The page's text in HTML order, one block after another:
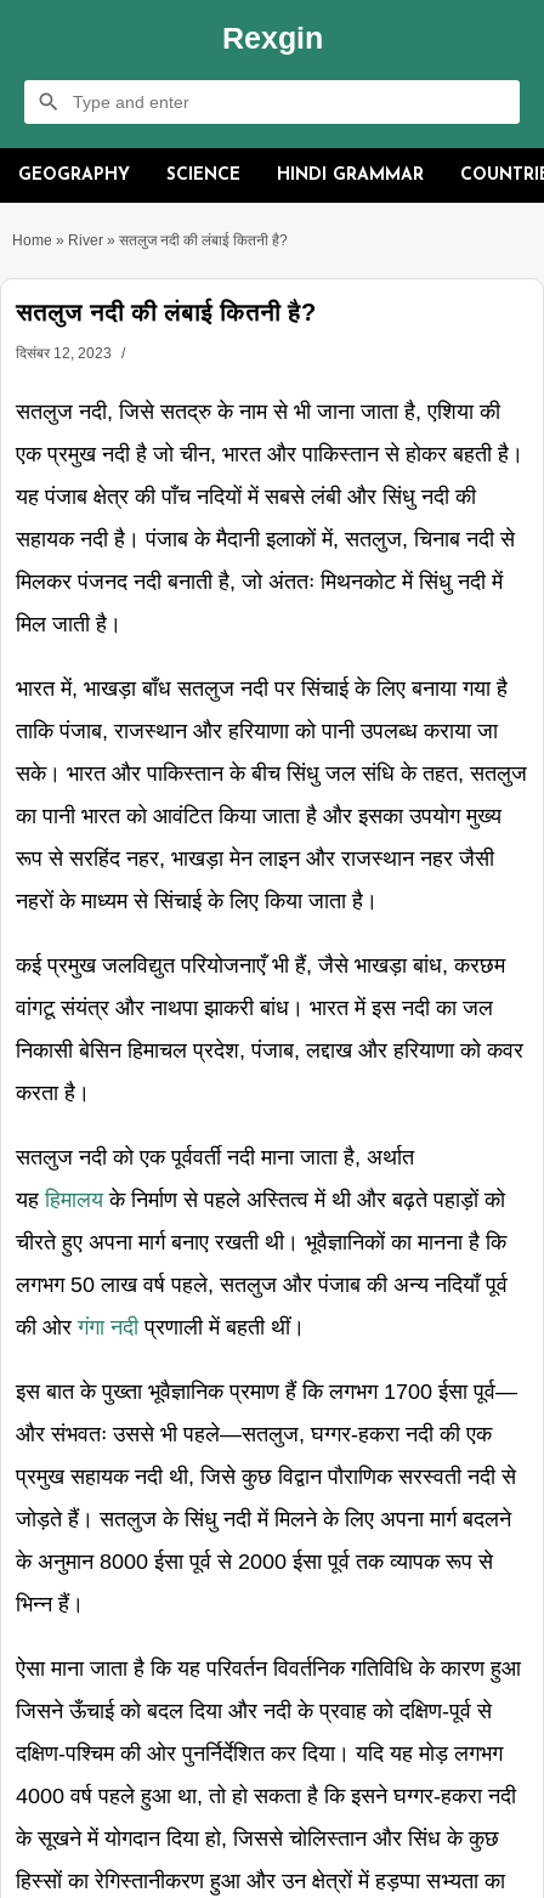
Rexgin
GEOGRAPHY SCIENCE HINDI GRAMMAR
Home » River » सतलुज नदी की लंबाई कितनी है?
सतलुज नदी की लंबाई कितनी है?
दिसंबर 12, 2023
सतलुज नदी, जिसे सतद्रु के नाम से भी जाना जाता है, एशिया की
एक प्रमुख नदी है जो चीन, भारत और पाकिस्तान से होकर बहती है।
यह पंजाब क्षेत्र की पाँच नदियों में सबसे लंबी और सिंधु नदी की
सहायक नदी है। पंजाब के मैदानी इलाकों में, सतलुज, चिनाब नदी से
मिलकर पंजनद नदी बनाती है, जो अंततः मिथनकोट में सिंधु नदी में
मिल जाती है।
भारत में, भाखड़ा बाँध सतलुज नदी पर सिंचाई के लिए बनाया गया है
ताकि पंजाब, राजस्थान और हरियाणा को पानी उपलब्ध कराया जा
सके। भारत और पाकिस्तान के बीच सिंधु जल संधि के तहत, सतलुज
का पानी भारत को आवंटित किया जाता है और इसका उपयोग मुख्य
रूप से सरहिंद नहर, भाखड़ा मेन लाइन और राजस्थान नहर जैसी
नहरों के माध्यम से सिंचाई के लिए किया जाता है।
कई प्रमुख जलविद्युत परियोजनाएँ भी हैं, जैसे भाखड़ा बांध, करछम
वांगटू संयंत्र और नाथपा झाकरी बांध। भारत में इस नदी का जल
निकासी बेसिन हिमाचल प्रदेश, पंजाब, लद्दाख और हरियाणा को कवर
करता है।
सतलुज नदी को एक पूर्ववर्ती नदी माना जाता है, अर्थात
यहहिमालयके निर्माण से पहले अस्तित्व में थी और बढ़ते पहाड़ों को
चीरते हुए अपना मार्ग बनाए रखती थी। भूवैज्ञानिकों का मानना है कि
लगभग 50 लाख वर्ष पहले, सतलुज और पंजाब की अन्य नदियाँ पूर्व
की ओरगंगा नदीप्रणाली में बहती थीं।
इस बात के पुख्ता भूवैज्ञानिक प्रमाण हैं कि लगभग 1700 ईसा पूर्व—
और संभवतः उससे भी पहले—सतलुज, घग्गर-हकरा नदी की एक
प्रमुख सहायक नदी थी, जिसे कुछ विद्वान पौराणिक सरस्वती नदी से
जोड़ते हैं। सतलुज के सिंधु नदी में मिलने के लिए अपना मार्ग बदलने
के अनुमान 8000 ईसा पूर्व से 2000 ईसा पूर्व तक व्यापक रूप से
भिन्न हैं।
ऐसा माना जाता है कि यह परिवर्तन विवर्तनिक गतिविधि के कारण हुआ
जिसने ऊँचाई को बदल दिया और नदी के प्रवाह को दक्षिण-पूर्व से
दक्षिण-पश्चिम की ओर पुनर्निर्देशित कर दिया। यदि यह मोड़ लगभग
4000 वर्ष पहले हुआ था, तो हो सकता है कि इसने घग्गर-हकरा नदी
के सूखने में योगदान दिया हो, जिससे चोलिस्तान और सिंध के कुछ
हिस्सों का रेगिस्तानीकरण हुआ और उन क्षेत्रों में हड़प्पा सभ्यता का